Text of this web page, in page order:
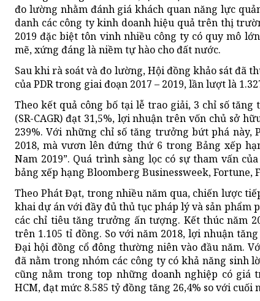
đo lường nhằm đánh giá khách quan năng lực
danh các công ty kinh doanh hiệu quả trên thị
2019 đặc biệt tôn vinh nhiều công ty có quy mô
mẽ, xứng đáng là niềm tự hào cho đất nước.
Sau khi rà soát và đo lường, Hội đồng khảo sát đã
của PDR trong giai đoạn 2017 – 2019, lần lượt là
Theo kết quả công bố tại lễ trao giải, 3 chỉ số
(SR-CAGR) đạt 31,5%, lợi nhuận trên vốn chủ sở
239%. Với những chỉ số tăng trưởng bứt phá
2018, mà vươn lên đứng thứ 6 trong Bảng xếp
Nam 2019”. Quá trình sàng lọc có sự tham vấn
bảng xếp hạng Bloomberg Businessweek, Fortune,
Theo Phát Đạt, trong nhiều năm qua, chiến lược
khai dự án với đầy đủ thủ tục pháp lý và sản
các chỉ tiêu tăng trưởng ấn tượng. Kết thúc năm
trên 1.105 tỉ đồng. So với năm 2018, lợi nhuận
Đại hội đồng cổ đông thường niên vào đầu năm.
đã nằm trong nhóm các công ty có khả năng sinh
cũng nằm trong top những doanh nghiệp có giá
HCM, đạt mức 8.585 tỷ đồng tăng 26,4% so với cuối